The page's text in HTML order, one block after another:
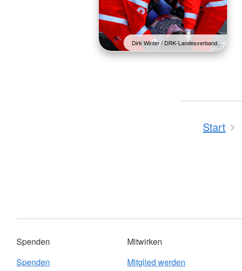
Dirk Winter / DRK-Landesverband…
Start
Spenden
Spenden
Mitwirken
Mitglied werden